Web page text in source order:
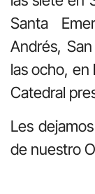
Santa
Andrés,
las ocho, en
Catedral
Les
de nuestro